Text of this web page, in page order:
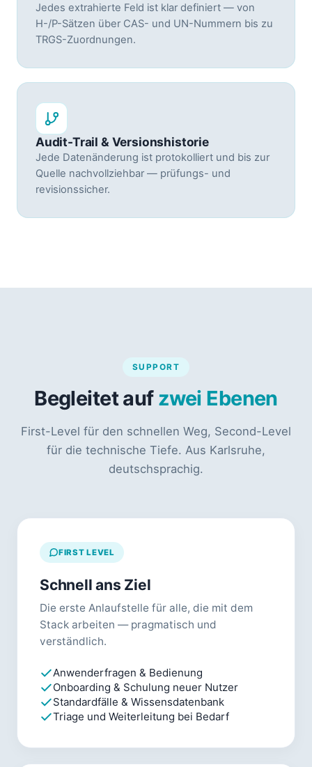
Jedes extrahierte Feld ist klar definiert — von
H-/P-Sätzen über CAS- und UN-Nummern bis zu
TRGS-Zuordnungen.
Audit-Trail & Versionshistorie
Jede Datenänderung ist protokolliert und bis zur
Quelle nachvollziehbar — prüfungs- und
revisionssicher.
SUPPORT
Begleitet auf zwei Ebenen
First-Level für den schnellen Weg, Second-Level
für die technische Tiefe. Aus Karlsruhe,
deutschsprachig.
FIRST LEVEL
Schnell ans Ziel
Die erste Anlaufstelle für alle, die mit dem
Stack arbeiten — pragmatisch und
verständlich.
Anwenderfragen & Bedienung
Onboarding & Schulung neuer Nutzer
Standardfälle & Wissensdatenbank
Triage und Weiterleitung bei Bedarf